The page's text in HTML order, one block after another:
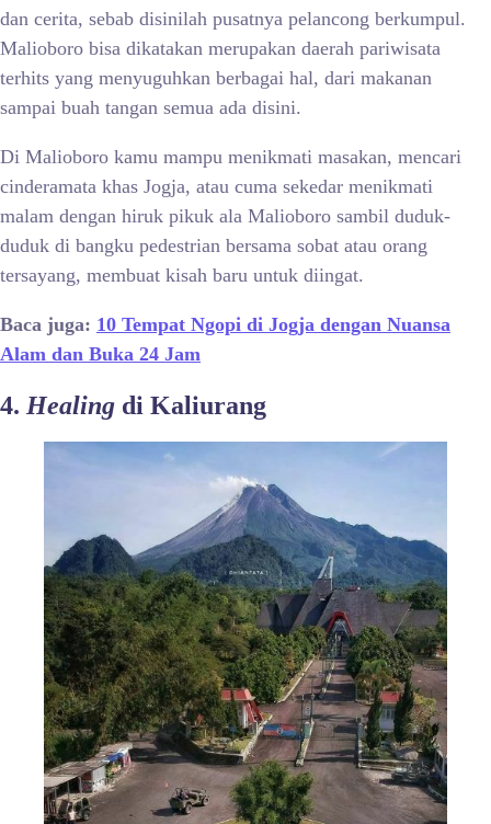
dan cerita, sebab disinilah pusatnya pelancong berkumpul.
Malioboro bisa dikatakan merupakan daerah pariwisata
terhits yang menyuguhkan berbagai hal, dari makanan
sampai buah tangan semua ada disini.
Di Malioboro kamu mampu menikmati masakan, mencari
cinderamata khas Jogja, atau cuma sekedar menikmati
malam dengan hiruk pikuk ala Malioboro sambil duduk-
duduk di bangku pedestrian bersama sobat atau orang
tersayang, membuat kisah baru untuk diingat.
Baca juga: 10 Tempat Ngopi di Jogja dengan Nuansa
Alam dan Buka 24 Jam
4. Healing di Kaliurang